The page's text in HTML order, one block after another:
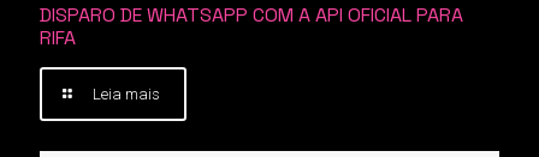
DISPARO DE WHATSAPP COM A API OFICIAL PARA
RIFA
Leia mais